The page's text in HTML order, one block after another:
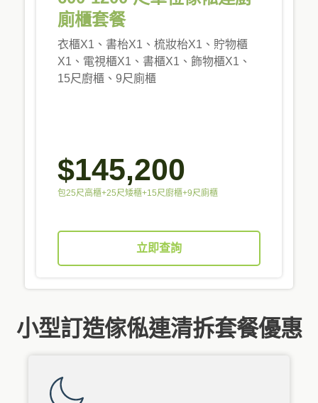
廁櫃套餐
衣櫃X1、書枱X1、梳妝枱X1、貯物櫃
X1、電視櫃X1、書櫃X1、飾物櫃X1、
15尺廚櫃、9尺廁櫃
$145,200
包25尺高櫃+25尺矮櫃+15尺廚櫃+9尺廁櫃
立即查詢
小型訂造傢俬連清拆套餐優惠